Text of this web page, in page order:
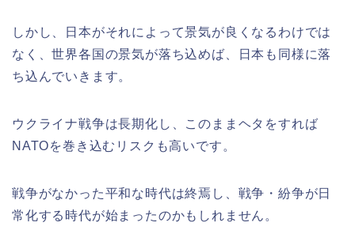
しかし、日本がそれによって景気が良くなるわけでは
なく、世界各国の景気が落ち込めば、日本も同様に落
ち込んでいきます。
ウクライナ戦争は長期化し、このままヘタをすれば
NATOを巻き込むリスクも高いです。
戦争がなかった平和な時代は終焉し、戦争・紛争が日
常化する時代が始まったのかもしれません。